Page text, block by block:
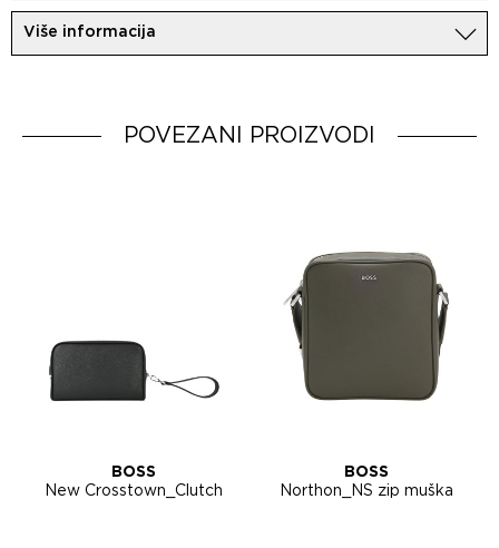
Više informacija
POVEZANI PROIZVODI
BOSS
New Crosstown_Clutch
BOSS
Northon_NS zip muška